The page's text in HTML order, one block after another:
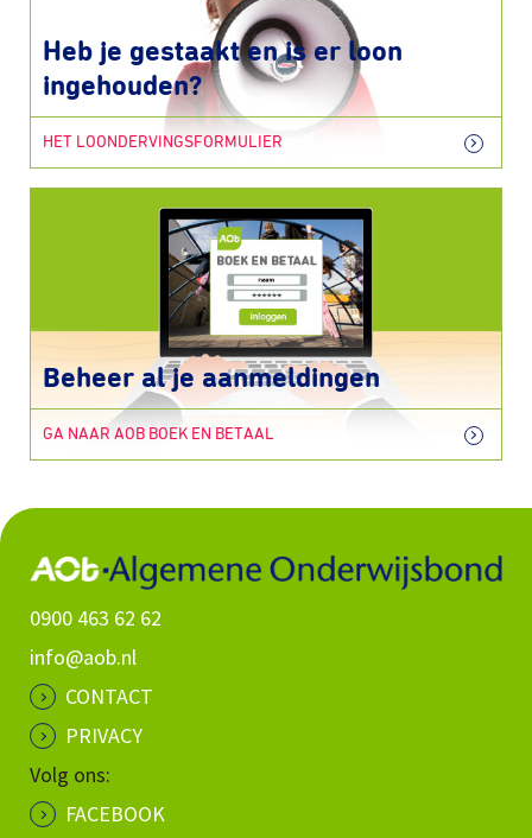
Heb je gestaakt en is er loon
ingehouden?
HET LOONDERVINGSFORMULIER
Beheer al je aanmeldingen
GA NAAR AOB BOEK EN BETAAL
0900 463 62 62
info@aob.nl
CONTACT
PRIVACY
Volg ons:
FACEBOOK